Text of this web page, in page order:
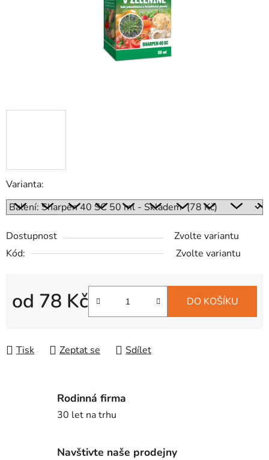
Varianta:
Dostupnost
Zvolte variantu
Kód:
Zvolte variantu
od 78 Kč DO KOŠÍKU
Tisk Zeptat se Sdílet
Rodinná firma
30 let na trhu
Navštivte naše prodejny